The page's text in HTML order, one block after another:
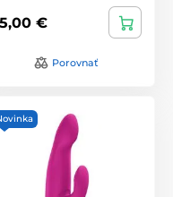
€
Porovnať